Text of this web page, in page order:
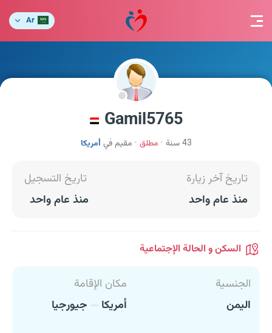
Ar
Gamil5765
43 سنة مطلق مقيم في أمريكا
تاريخ آخر زيارة
منذ عام واحد
تاريخ التسجيل
منذ عام واحد
السكن و الحالة الإجتماعية
الجنسية
اليمن
مكان الإقامة
أمريكا
جيورجيا